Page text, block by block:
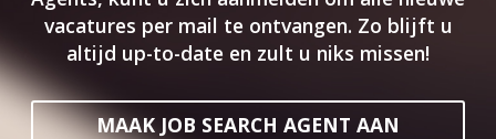
vacatures per mail te ontvangen. Zo blijft u
altijd up-to-date en zult u niks missen!
MAAK JOB SEARCH AGENT AAN